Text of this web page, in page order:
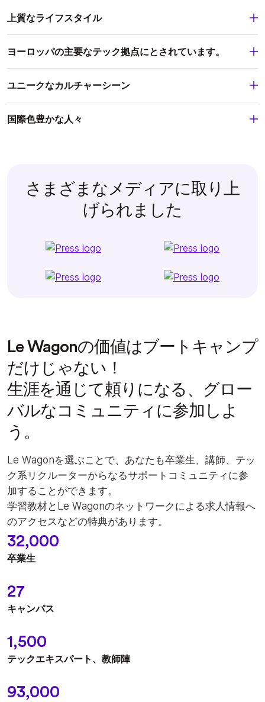
上質なライフスタイル
ヨーロッパの主要なテック拠点にとされています。
ユニークなカルチャーシーン
国際色豊かな人々
さまざまなメディアに取り上
げられました
Le Wagonの価値はブートキャンプ
だけじゃない！
生涯を通じて頼りになる、グロー
バルなコミュニティに参加しよ
う。
Le Wagonを選ぶことで、あなたも卒業⽣、講師、テッ
ク系リクルーターからなるサポートコミュニティに参
加することができます。
学習教材とLe Wagonのネットワークによる求⼈情報へ
のアクセスなどの特典があります。
32,000
卒業生
27
キャンパス
1,500
テックエキスパート、教師陣
93,000